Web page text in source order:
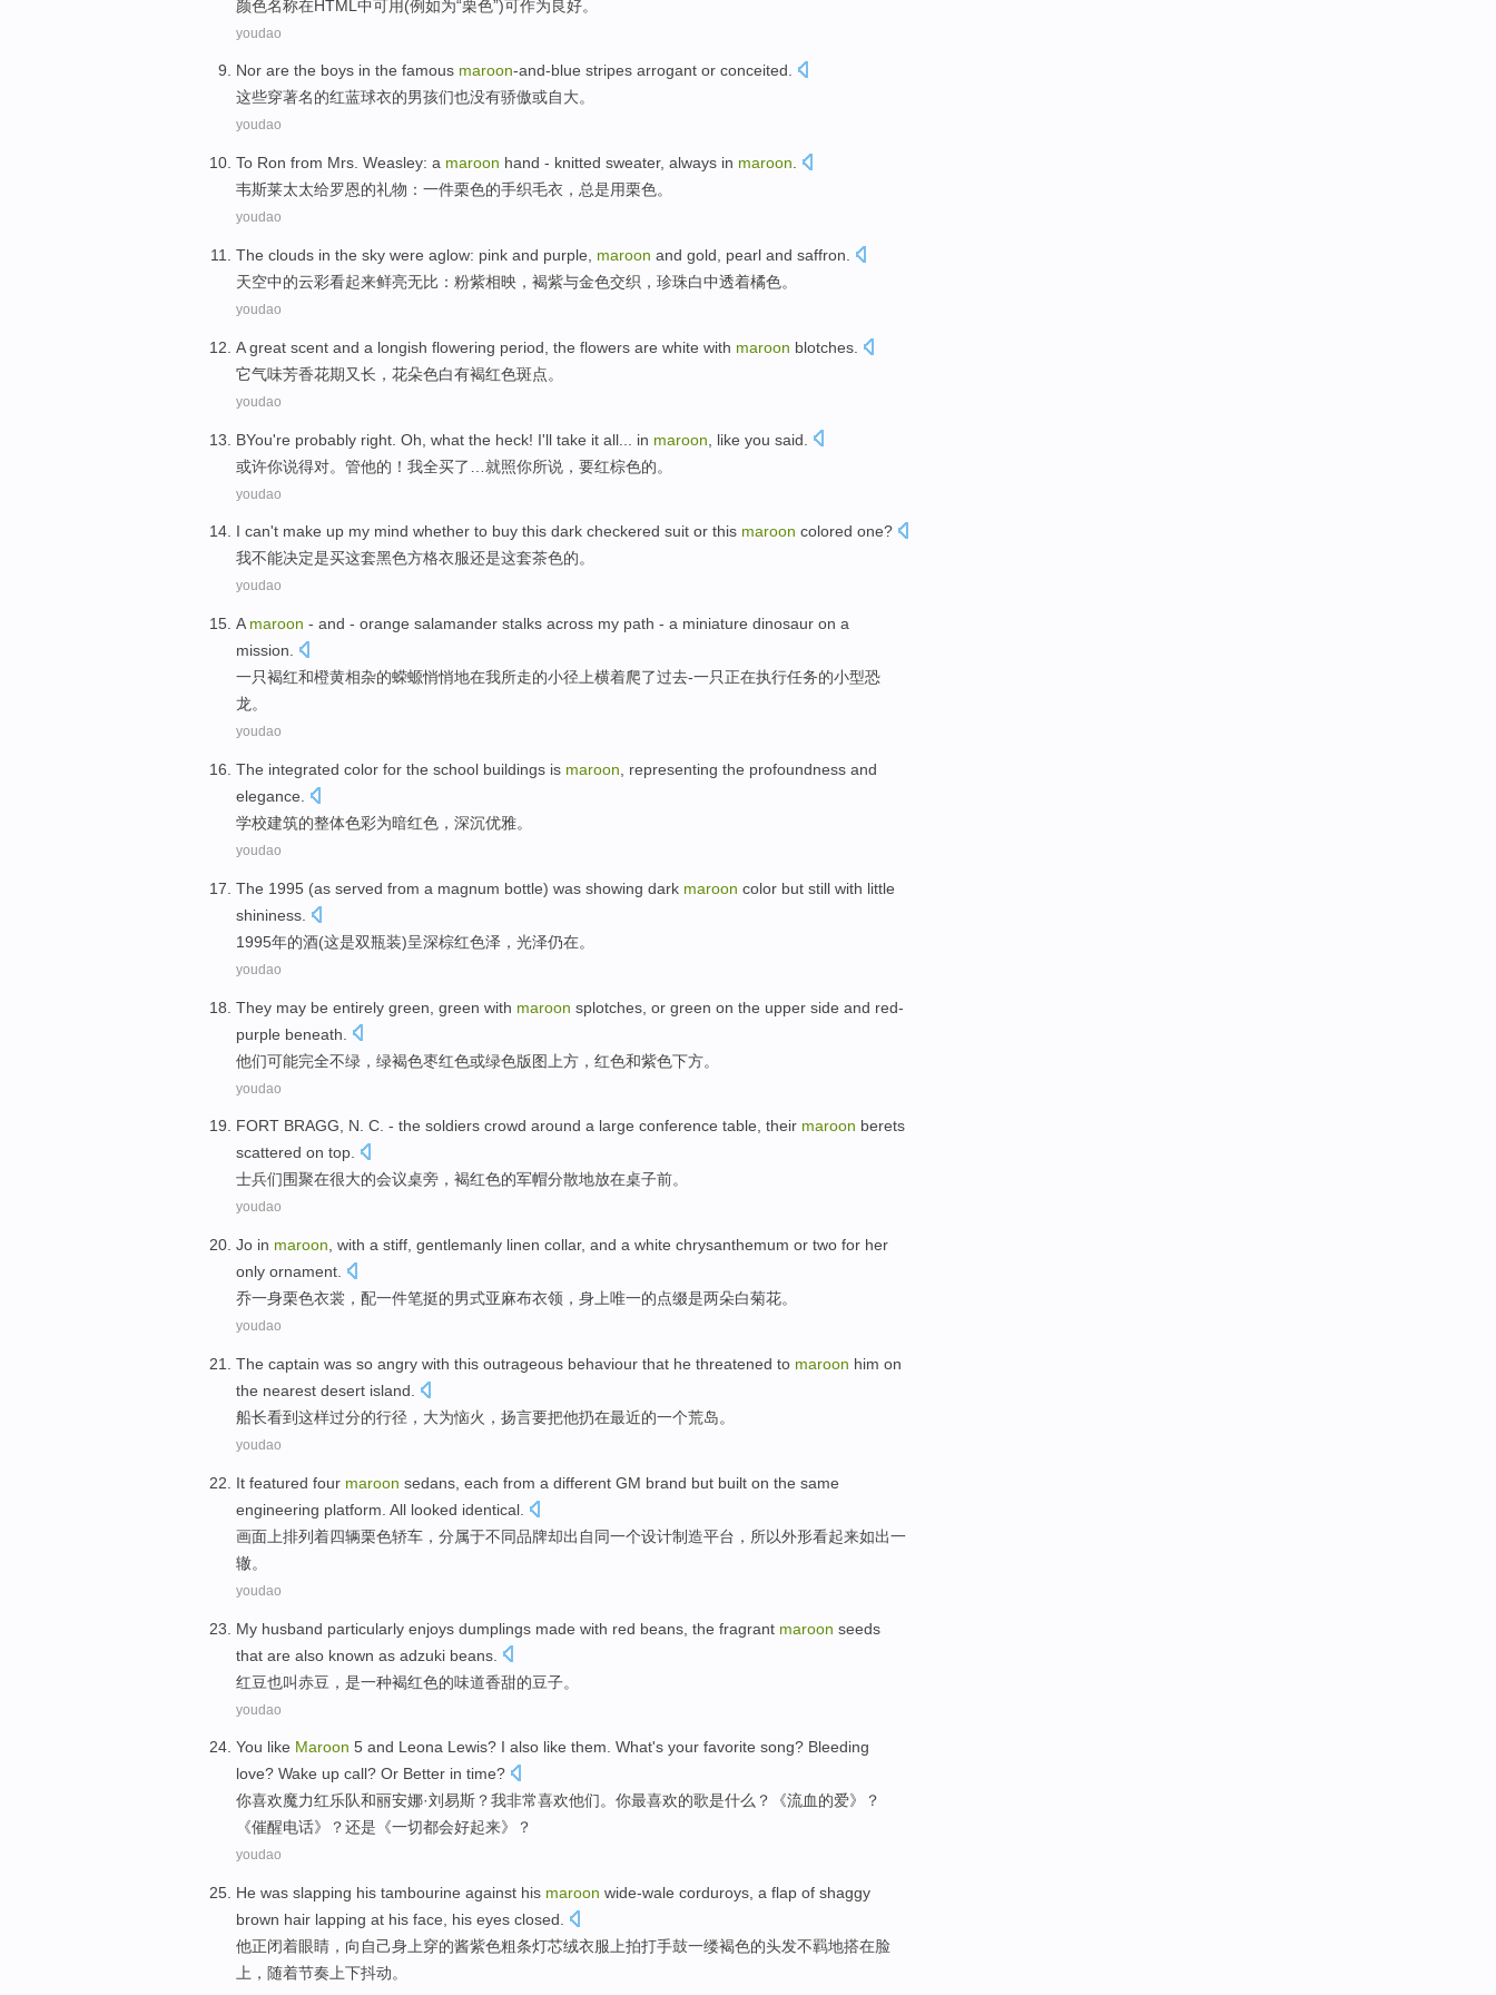
颜色名称在HTML 中可用(例如为“栗色”)可作为 良好。
youdao
Nor are the boys in the famous maroon-and-blue stripes arrogant or conceited.
这些穿著名的红蓝球衣的男孩们也没有骄傲或自大。
youdao
To Ron from Mrs. Weasley: a maroon hand - knitted sweater, always in maroon
韦斯莱太太给罗恩的礼物 ： 一件栗色的手织毛衣 ， 总是用栗色。
youdao
The clouds in the sky were aglow: pink and purple maroon and gold pearl and saffron
天空中的云彩看起来鲜亮无比： 粉紫相映 ，褐紫与金色交织，珍珠白中透着橘色。
youdao
A great scent and a longish flowering period, the flowers are white with maroon blotches.
它气味芳香花期又长 ， 花朵色白有褐红色斑点。
youdao
BYou're probably right . Oh, what the heck! I'll take it all ... in maroon , like you said
或许你说得对。 管他的！ 我全买了… 就照你所说 ，要红棕色的。
youdao
I can't make up my mind whether to buy this dark checkered suit or this maroon colored one?
我不能决定是买这套黑色方格衣服还是这套茶色的。
youdao
A maroon - and - orange salamander stalks across my path - a miniature dinosaur on a
mission
一只褐红和橙黄相杂的蝾螈悄悄地在我所走的小径 上横着爬了过去-一只正在执行任务的小型恐
龙。
youdao
The integrated color for the school buildings is maroon , representing the profoundness and
elegance
学校建筑的整体色彩为暗红色 ， 深沉优雅。
youdao
The 1995 (as served from a magnum bottle) was showing dark maroon color but still with little
shininess
1995年的酒(这是双瓶装)呈深棕红色泽 ， 光泽仍在。
youdao
They may be entirely green , green with maroon splotches or green on the upper side and red-
purple beneath
他们可能完全不绿 ，绿褐色枣红色或绿色版图上方，红色和紫色下方。
youdao
FORT BRAGG, N. C. - the soldiers crowd around a large conference table, their maroon berets
scattered on top.
士兵们围聚在很大的会议桌旁 ， 褐红色的军帽分散地放在桌子前。
youdao
Jo in maroon , with a stiff, gentlemanly linen collar, and a white chrysanthemum or two for her
only ornament
乔一身栗色衣裳，配一件笔挺的男式亚麻布衣领 ，身上唯一的点缀是两朵白菊花。
youdao
The captain was so angry with this outrageous behaviour that he threatened to maroon him on
the nearest desert island
船长看到这样过分的行径，大为恼火， 扬言要把他扔在最近的一个荒岛。
youdao
It featured four maroon sedans , each from a different GM brand but built on the same
engineering platform . All looked identical
画面 上排列着四辆栗色轿车 ，分属于不同品牌却出自同一个设计制造平台 ，所以外形看起来如出一
辙。
youdao
My husband particularly enjoys dumplings made with red beans the fragrant maroon seeds
that are also known as adzuki beans
红豆也叫赤豆，是一种褐红色的味道香甜的豆子。
youdao
You like Maroon 5 and Leona Lewis? I also like them. What's your favorite song? Bleeding
love? Wake up call? Or Better in time?
你喜欢魔力红乐队和丽安娜·刘易斯 ？我非常喜欢他们。 你最喜欢的歌是什么 ？《流血的爱》？
《催醒电话》？还是 《一切都会好起来》？
youdao
He was slapping his tambourine against his maroon wide-wale corduroys a flap of shaggy
brown hair lapping at his face , his eyes closed
他正闭着眼睛 ，向 自己身上穿的酱紫色粗条灯芯绒衣服上拍打手鼓一缕褐色的头发不羁地搭在脸
上 ，随着节奏上下抖动。